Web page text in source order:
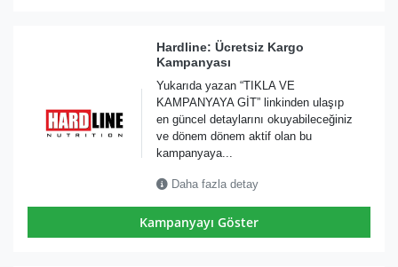
Hardline: Ücretsiz Kargo
Kampanyası
Yukarıda yazan “TIKLA VE
KAMPANYAYA GİT” linkinden ulaşıp
en güncel detaylarını okuyabileceğiniz
ve dönem dönem aktif olan bu
kampanyaya...
Daha fazla detay
Kampanyayı Göster